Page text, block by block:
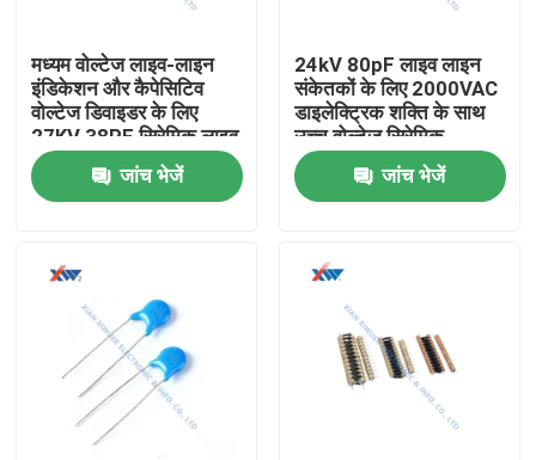
उत्पादों
वीआर दिखाएँ
मध्यम वोल्टेज लाइव-लाइन
इंडिकेशन और कैपेसिटिव
वोल्टेज डिवाइडर के लिए
27KV 38PF सिरेमिक लाइव
लाइन कैपेसिटर
जांच भेजें
24kV 80pF लाइव लाइन
संकेतकों के लिए 2000VAC
डाइलेक्ट्रिक शक्ति के साथ
उच्च वोल्टेज सिरेमिक
कंडेसिटर
जांच भेजें